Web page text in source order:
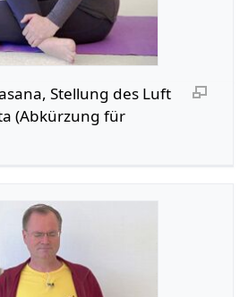
Stellung des Luft
(Abkürzung für